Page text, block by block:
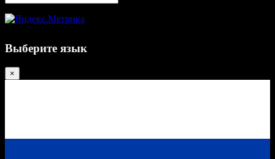
Выберите язык
×